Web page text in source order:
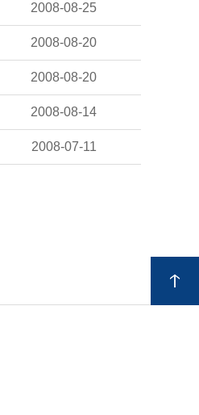
2008-08-25
2008-08-20
2008-08-20
2008-08-14
2008-07-11